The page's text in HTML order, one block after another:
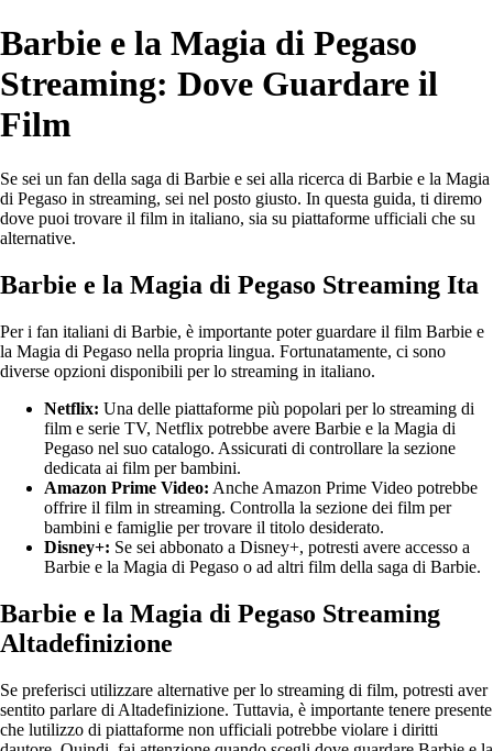
Barbie e la Magia di Pegaso
Streaming: Dove Guardare il
Film
Se sei un fan della saga di Barbie e sei alla ricerca di Barbie e la Magia
di Pegaso in streaming, sei nel posto giusto. In questa guida, ti diremo
dove puoi trovare il film in italiano, sia su piattaforme ufficiali che su
alternative.
Barbie e la Magia di Pegaso Streaming Ita
Per i fan italiani di Barbie, è importante poter guardare il film Barbie e
la Magia di Pegaso nella propria lingua. Fortunatamente, ci sono
diverse opzioni disponibili per lo streaming in italiano.
Netflix: Una delle piattaforme più popolari per lo streaming di
film e serie TV, Netflix potrebbe avere Barbie e la Magia di
Pegaso nel suo catalogo. Assicurati di controllare la sezione
dedicata ai film per bambini.
Amazon Prime Video: Anche Amazon Prime Video potrebbe
offrire il film in streaming. Controlla la sezione dei film per
bambini e famiglie per trovare il titolo desiderato.
Disney+: Se sei abbonato a Disney+, potresti avere accesso a
Barbie e la Magia di Pegaso o ad altri film della saga di Barbie.
Barbie e la Magia di Pegaso Streaming
Altadefinizione
Se preferisci utilizzare alternative per lo streaming di film, potresti aver
sentito parlare di Altadefinizione. Tuttavia, è importante tenere presente
che lutilizzo di piattaforme non ufficiali potrebbe violare i diritti